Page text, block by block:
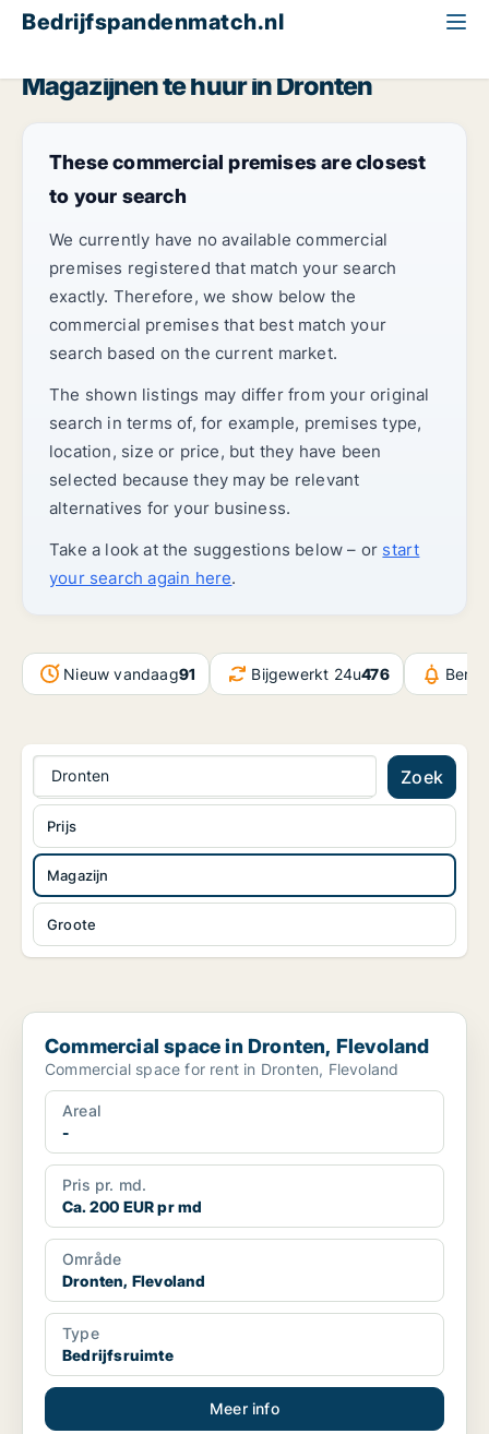
Bedrijfspandenmatch.nl
Magazijnen te huur in Dronten
These commercial premises are closest
to your search
We currently have no available commercial
premises registered that match your search
exactly. Therefore, we show below the
commercial premises that best match your
search based on the current market.
The shown listings may differ from your original
search in terms of, for example, premises type,
location, size or price, but they have been
selected because they may be relevant
alternatives for your business.
Take a look at the suggestions below – or start
your search again here.
Nieuw vandaag91 Bijgewerkt 24u476
Dronten Zoek
Magazijn
Groote
Prijs
Commercial space in Dronten, Flevoland
Commercial space in Dronten, Flevoland
Commercial space for rent in Dronten, Flevoland
Areal
-
Pris pr. md.
Ca. 200 EUR pr md
Område
Dronten, Flevoland
Type
Bedrijfsruimte
Meer info